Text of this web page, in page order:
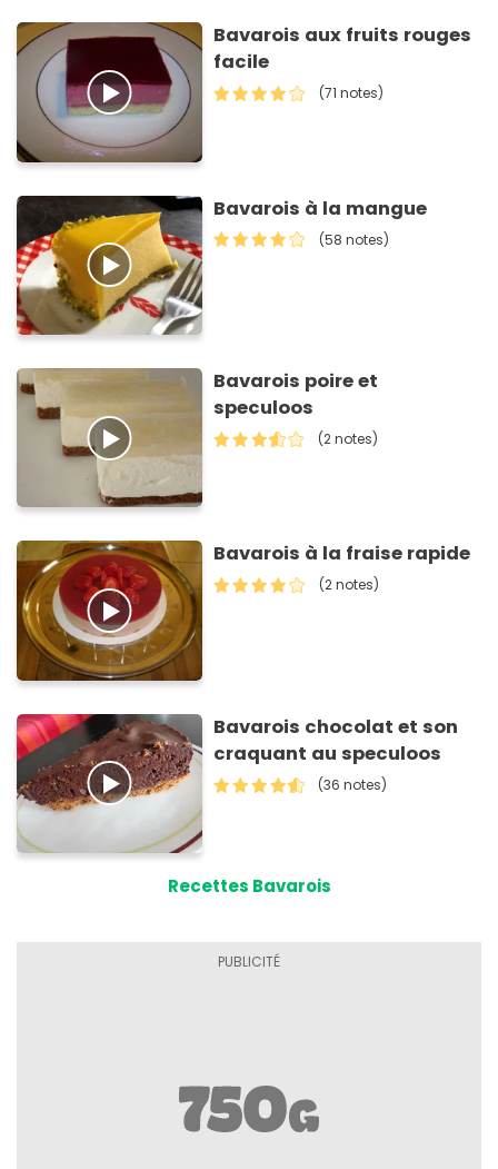
Bavarois aux fruits rouges
facile
(71 notes)
Bavarois à la mangue
(58 notes)
Bavarois poire et
speculoos
(2 notes)
Bavarois à la fraise rapide
(2 notes)
Bavarois chocolat et son
craquant au speculoos
(36 notes)
Recettes Bavarois